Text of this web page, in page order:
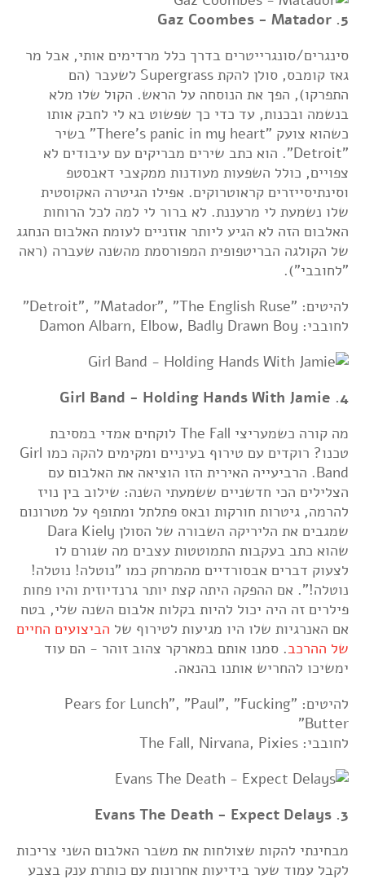
5. Gaz Coombes - Matador
סינגרים/סונגרייטרים בדרך כלל מרדימים אותי, אבל מר
גאז קומבס, סולן להקת Supergrass לשעבר (הם
התפרקו), הפך את הנוסחה על הראש. הקול שלו מלא
בנשמה ובכנות, עד כדי כך שפשוט בא לי לחבק אותו
כשהוא צועק "There's panic in my heart" בשיר
"Detroit". הוא כתב שירים מבריקים עם עיבודים לא
צפויים, כולל השפעות מעודנות ממקצבי דאבסטפ
וסינתיסייזרים קראוטרוקים. אפילו הגיטרה האקוסטית
שלו נשמעת לי מרעננת. לא ברור לי למה לכל הרוחות
האלבום הזה לא הגיע ליותר אוזניים לעומת האלבום הנחגג
של הקולגה הבריטפופית המפורסמת מהשנה שעברה (ראה
"לחובבי").
להיטים: "Detroit", "Matador", "The English Ruse"
לחובבי: Damon Albarn, Elbow, Badly Drawn Boy
4. Girl Band - Holding Hands With Jamie
מה קורה כשמעריצי The Fall לוקחים אמדי במסיבת
טכנו? רוקדים עם טירוף בעיניים ומקימים להקה כמו Girl
Band. הרביעייה האירית הזו הוציאה את האלבום עם
הצלילים הכי חדשניים ששמעתי השנה: שילוב בין נויז
להרמה, גיטרות חורקות ובאס פתלתל ומתופף על מטרונום
שמגבים את הליריקה השבורה של הסולן Dara Kiely
שהוא כתב בעקבות התמוטטות עצבים מה שגורם לו
לצעוק דברים אבסורדיים מהמרחק כמו "נוטלה! נוטלה!
נוטלה!". אם ההפקה היתה קצת יותר גרנדיוזית והיו פחות
פילרים זה היה יכול להיות בקלות אלבום השנה שלי, בטח
אם האנרגיות שלו היו מגיעות לטירוף של הביצועים החיים
של ההרכב. סמנו אותם במארקר צהוב זוהר - הם עוד
ימשיכו להחריש אותנו בהנאה.
להיטים: "Pears for Lunch", "Paul", "Fucking
Butter"
לחובבי: The Fall, Nirvana, Pixies
3. Evans The Death - Expect Delays
מבחינתי להקות שצולחות את משבר האלבום השני צריכות
לקבל עמוד שער בידיעות אחרונות עם כותרת ענק בצבע